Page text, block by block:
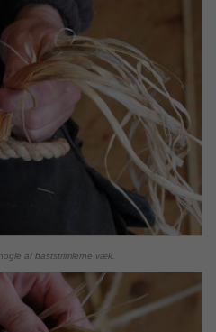
af baststrimlerne væk.